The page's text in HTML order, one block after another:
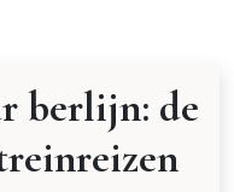
berlijn: de